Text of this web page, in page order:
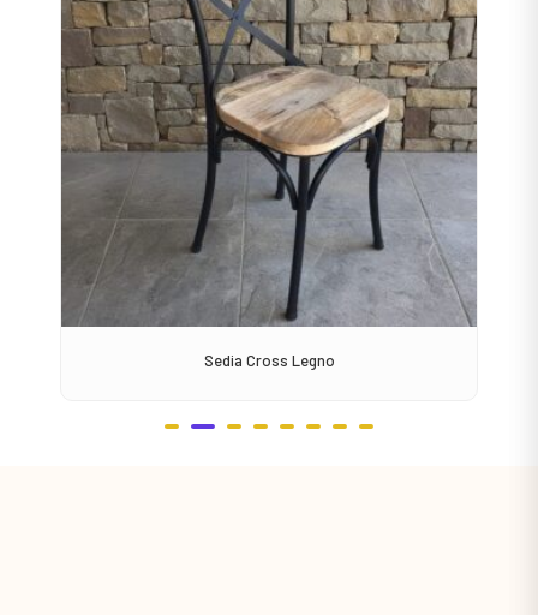
Sedia Cross Legno